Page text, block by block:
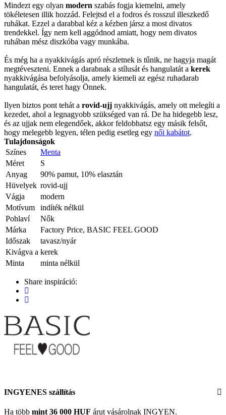
Mindezt egy olyan modern szabás fogja kiemelni, amely
tökéletesen illik hozzád. Felejtsd el a fodros és rosszul illeszkedő
ruhákat. Ezzel a darabbal kéz a kézben jársz a most divatos
trendekkel. Így nem kell aggódnod amiatt, hogy nem divatos
ruhában mész diszkóba vagy munkába.
És még ha a nyakkivágás apró részletnek is tűnik, ne hagyja magát
megtéveszteni. Ennek a darabnak a stílusát és hangulatát a kerek
nyakkivágása befolyásolja, amely kiemeli az egész ruhadarab
hangulatát, és teret hagy Önnek.
Ilyen biztos pont tehát a rovid-ujj nyakkivágás, amely ott melegíti a
kezedet, ahol a legnagyobb szükséged van rá. De ha hidegebb lesz,
és az ujjak nem elegendőek, akkor feldobhatsz egy másik felsőt,
hogy melegebb legyen, télen pedig esetleg egy női kabátot.
Tulajdonságok
Színes
Menta
Méret
S
Anyag
90% pamut, 10% elasztán
Hüvelyek rovid-ujj
Vágja
modern
Motívum
indíték nélkül
Pohlaví
Nők
Márka
Factory Price, BASIC FEEL GOOD
Időszak
tavasz/nyár
Kivágva a kerek
Minta
minta nélkül
Share inspiráció:
INGYENES szállítás
Ha több mint 36 000 HUF árut vásárolnak INGYEN.